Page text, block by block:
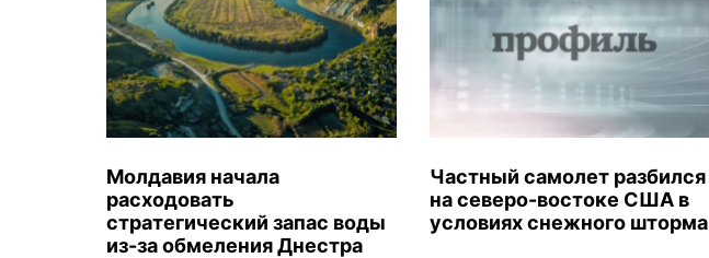
Молдавия начала
расходовать
стратегический запас воды
из-за обмеления Днестра
Частный самолет разбился
на северо-востоке США в
условиях снежного шторма